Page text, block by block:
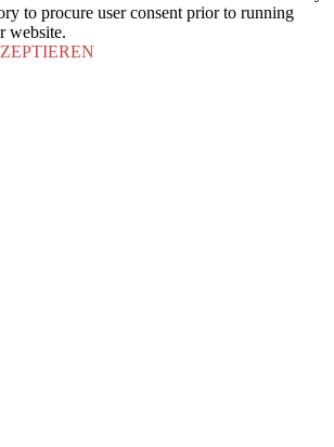
to procure user consent prior to running
website.